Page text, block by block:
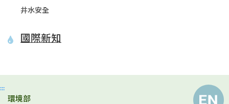
井水安全
國際新知
:::
環境部